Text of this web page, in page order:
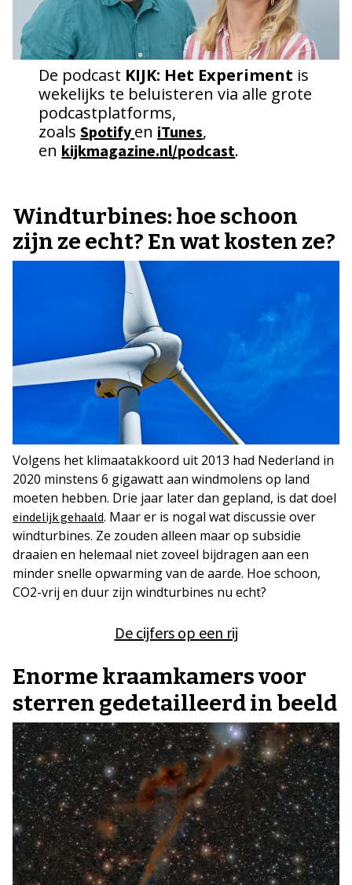
De podcast KIJK: Het Experiment is
wekelijks te beluisteren via alle grote
podcastplatforms,
zoalsSpotify en iTunes,
en kijkmagazine.nl/podcast.
Windturbines: hoe schoon
zijn ze echt? En wat kosten ze?
Volgens het klimaatakkoord uit 2013 had Nederland in
2020 minstens 6 gigawatt aan windmolens op land
moeten hebben. Drie jaar later dan gepland, is dat doel
eindelijk gehaald. Maar er is nogal wat discussie over
windturbines. Ze zouden alleen maar op subsidie
draaien en helemaal niet zoveel bijdragen aan een
minder snelle opwarming van de aarde. Hoe schoon,
CO2-vrij en duur zijn windturbines nu echt?
De cijfers op een rij
Enorme kraamkamers voor
sterren gedetailleerd in beeld